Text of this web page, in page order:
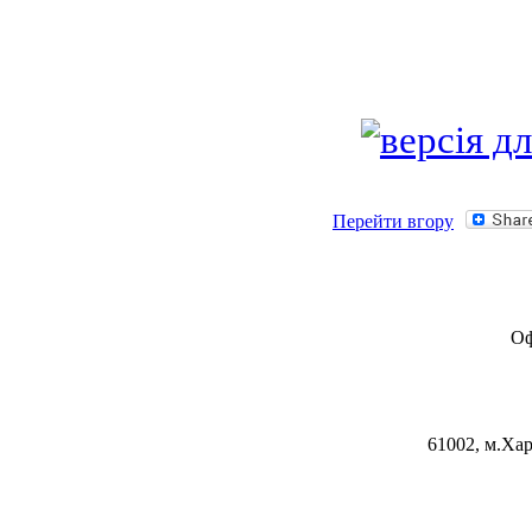
Перейти вгору
61002,